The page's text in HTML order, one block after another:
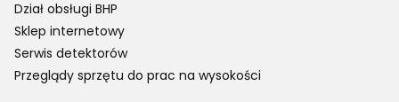
Dział obsługi BHP
Sklep internetowy
Serwis detektorów
Przeglądy sprzętu do prac na wysokości